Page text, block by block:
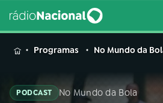
MENUProgramas No Mundo da
PODCAST No Mundo da Bola